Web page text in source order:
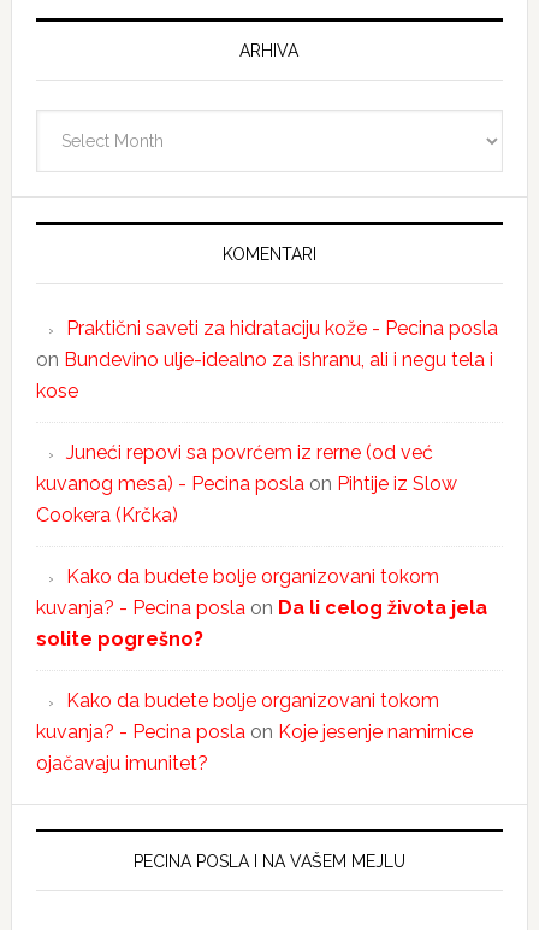
ARHIVA
KOMENTARI
Praktični saveti za hidrataciju kože - Pecina posla
on Bundevino ulje-idealno za ishranu, ali i negu tela i
kose
Juneći repovi sa povrćem iz rerne (od već
kuvanog mesa) - Pecina poslaon Pihtije iz Slow
Cookera (Krčka)
Kako da budete bolje organizovani tokom
kuvanja? - Pecina poslaon Da li celog života jela
solite pogrešno?
Kako da budete bolje organizovani tokom
kuvanja? - Pecina poslaon Koje jesenje namirnice
ojačavaju imunitet?
PECINA POSLA I NA VAŠEM MEJLU